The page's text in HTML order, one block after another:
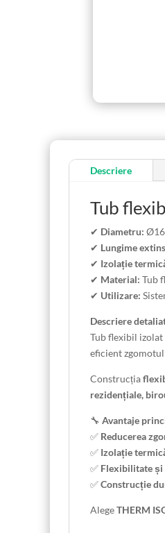
Descriere
Tub
✔ Diametru:
✔ Lungime
✔ Izolație
✔ Material: Tub
✔ Utilizare:
Descriere
Tub flexibil izolat
eficient
Construcția
rezidențiale,
🔧 Avantaje
✅ Reducerea
✅ Izolație
✅ Flexibilitate și
✅Construcție
AlegeTHERM